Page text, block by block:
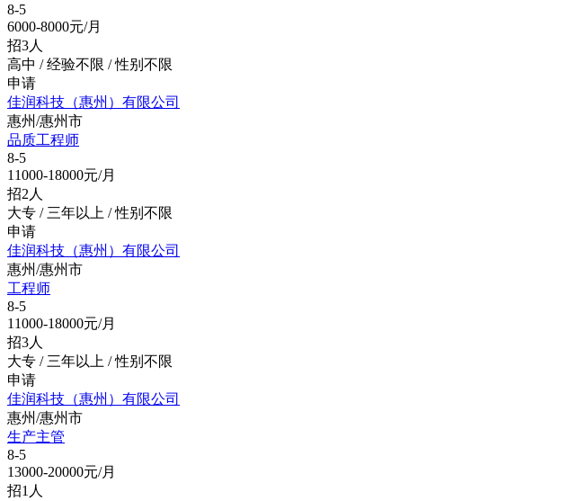
8-5
6000-8000元/月
招3人
高中 / 经验不限 / 性别不限
申请
佳润科技（惠州）有限公司
惠州/惠州市
品质工程师
8-5
11000-18000元/月
招2人
大专 / 三年以上 / 性别不限
申请
佳润科技（惠州）有限公司
惠州/惠州市
工程师
8-5
11000-18000元/月
招3人
大专 / 三年以上 / 性别不限
申请
佳润科技（惠州）有限公司
惠州/惠州市
生产主管
8-5
13000-20000元/月
招1人